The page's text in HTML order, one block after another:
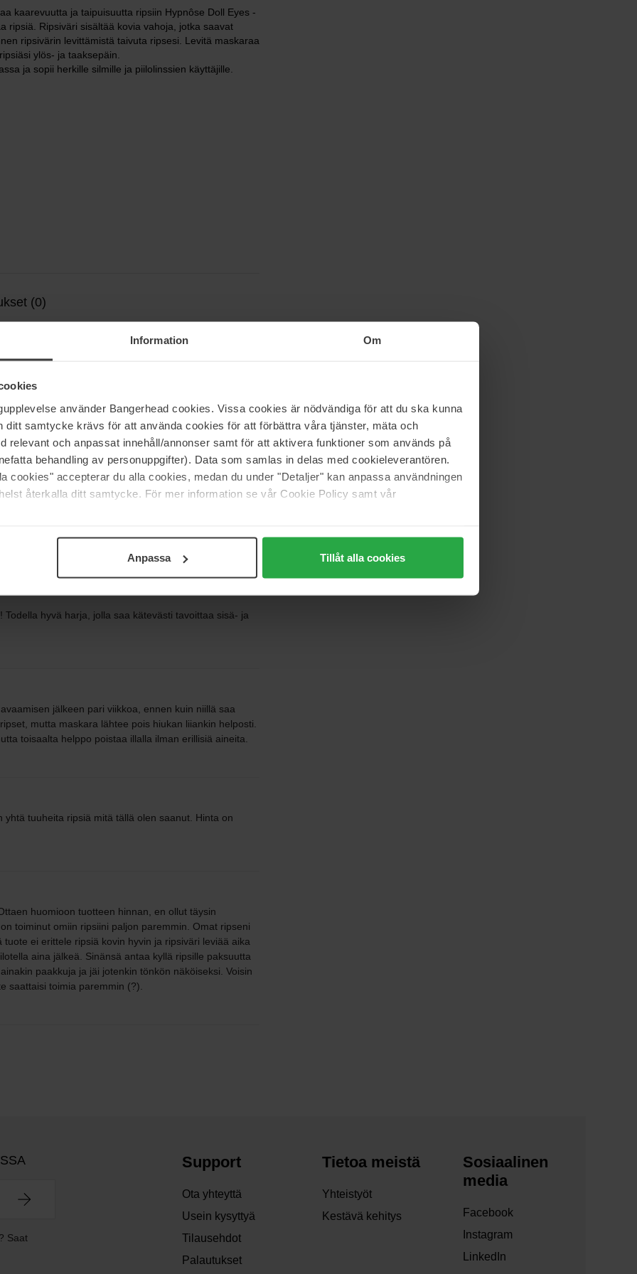
Information Om
använder Bangerhead cookies. Vissa cookies är nödvändiga för att du ska kunna
ditt samtycke krävs för att använda cookies för att förbättra våra tjänster, mäta och
relevant och anpassat innehåll/annonser samt för att aktivera funktioner som används på
behandling av personuppgifter). Data som samlas in delas med cookieleverantören.
cookies" accepterar du alla cookies, medan du under "Detaljer" kan anpassa användningen
återkalla ditt samtycke. För mer information se vår Cookie Policy samt vår
Anpassa Tillåt alla cookies
kaarevuutta ja taipuisuutta ripsiin Hypnôse Doll Eyes -
ripsiä. Ripsiväri sisältää kovia vahoja, jotka saavat
ripsivärin levittämistä taivuta ripsesi. Levitä maskaraa
ylös- ja taaksepäin.
ja sopii herkille silmille ja piilolinssien käyttäjille.
(0)
4
20%
0%
0%
Pysyy ja pitää taivutetut ripset taivutettuina.
väriä, mutta kerran kun pyyhkäisee luomet puhtaaksi,
hyvä harja, jolla saa kätevästi tavoittaa sisä- ja
jälkeen pari viikkoa, ennen kuin niillä saa
mutta maskara lähtee pois hiukan liiankin helposti.
toisaalta helppo poistaa illalla ilman erillisiä aineita.
tuuheita ripsiä mitä tällä olen saanut. Hinta on
huomioon tuotteen hinnan, en ollut täysin
toiminut omiin ripsiini paljon paremmin. Omat ripseni
ei erittele ripsiä kovin hyvin ja ripsiväri leviää aika
aina jälkeä. Sinänsä antaa kyllä ripsille paksuutta
paakkuja ja jäi jotenkin tönkön näköiseksi. Voisin
saattaisi toimia paremmin (?).
Saat
Support
Ota yhteyttä
Usein kysyttyä
Tilausehdot
Palautukset
Tietoa meistä
Yhteistyöt
Kestävä kehitys
Sosiaalinen
media
Facebook
Instagram
LinkedIn